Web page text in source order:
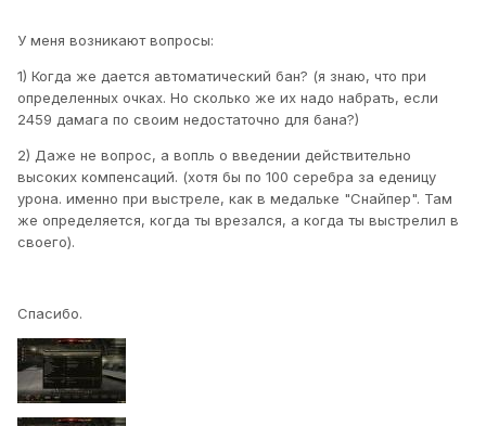
У меня возникают вопросы:
1) Когда же дается автоматический бан? (я знаю, что при
определенных очках. Но сколько же их надо набрать, если
2459 дамага по своим недостаточно для бана?)
2) Даже не вопрос, а вопль о введении действительно
высоких компенсаций. (хотя бы по 100 серебра за еденицу
урона. именно при выстреле, как в медальке "Снайпер". Там
же определяется, когда ты врезался, а когда ты выстрелил в
своего).
Спасибо.